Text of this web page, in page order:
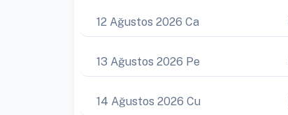
12 Ağustos 2026 Ca
13 Ağustos 2026 Pe
14 Ağustos 2026 Cu